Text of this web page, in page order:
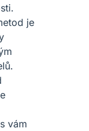
je
vám